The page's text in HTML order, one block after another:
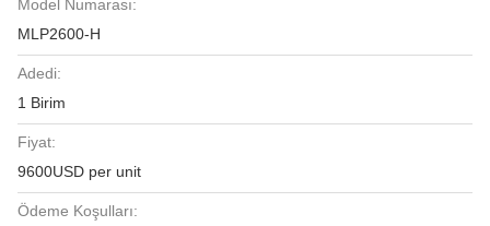
Model Numarası:
MLP2600-H
Adedi:
1 Birim
Fiyat:
9600USD per unit
Ödeme Koşulları: